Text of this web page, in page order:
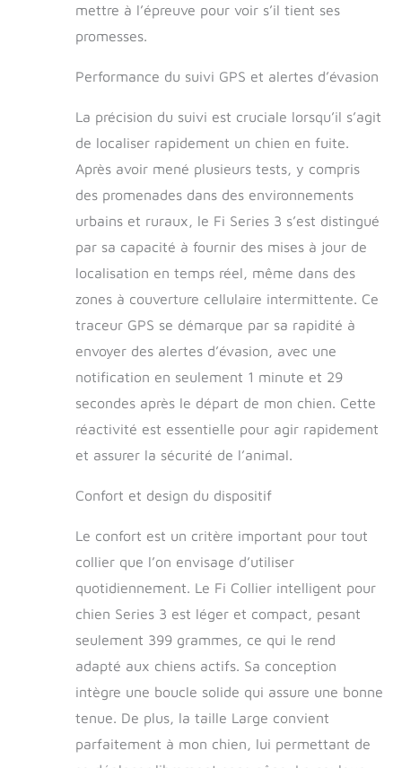
chien, dans vos
sommeil et le
un contexte que
comprendre.
Application
disponible sur iOS et
design pour chien :
profil élégant en
acier inoxydable,
résistance à la
traction de 181,4 kg,
et étanchéité IP68
également facile de
retirer votre
dispositif de suivi du
échanger les
bracelets.
mettre à l’épreuve pour voir s’il tient ses
promesses.
Performance du suivi GPS et alertes d’évasion
La précision du suivi est cruciale lorsqu’il s’agit
de localiser rapidement un chien en fuite.
Après avoir mené plusieurs tests, y compris
des promenades dans des environnements
urbains et ruraux, le Fi Series 3 s’est distingué
par sa capacité à fournir des mises à jour de
localisation en temps réel, même dans des
zones à couverture cellulaire intermittente. Ce
traceur GPS se démarque par sa rapidité à
envoyer des alertes d’évasion, avec une
notification en seulement 1 minute et 29
secondes après le départ de mon chien. Cette
réactivité est essentielle pour agir rapidement
et assurer la sécurité de l’animal.
Confort et design du dispositif
Le confort est un critère important pour tout
collier que l’on envisage d’utiliser
quotidiennement. Le Fi Collier intelligent pour
chien Series 3 est léger et compact, pesant
seulement 399 grammes, ce qui le rend
adapté aux chiens actifs. Sa conception
intègre une boucle solide qui assure une bonne
tenue. De plus, la taille Large convient
parfaitement à mon chien, lui permettant de